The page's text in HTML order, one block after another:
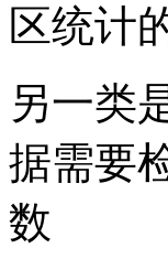
区统计
另一类
据需要
数